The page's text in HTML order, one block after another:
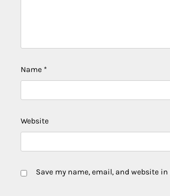
Name *
Website
Save my name, email, and website